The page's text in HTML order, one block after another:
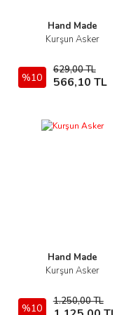
Hand Made
Kurşun Asker
%10
629,00 TL
566,10 TL
İncele
Sepete Ekle
Hand Made
Kurşun Asker
%10
1.250,00 TL
İncele
Sepete Ekle